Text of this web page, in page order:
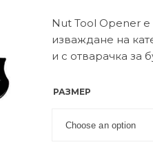
Nut Tool Opener
изваждане на
и с отварачка за
РАЗМЕР